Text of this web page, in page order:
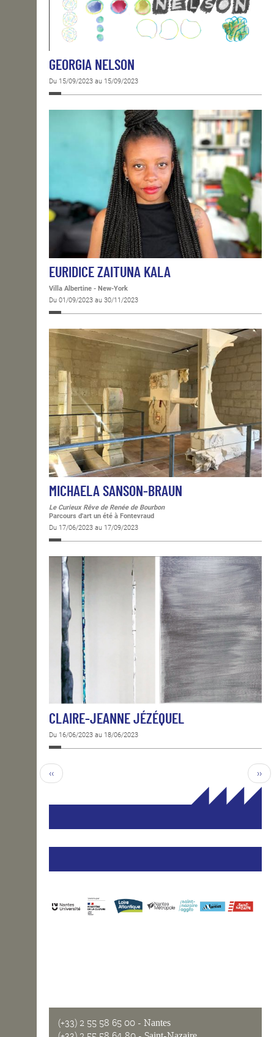
GEORGIA NELSON
Du 15/09/2023 au 15/09/2023
EURIDICE ZAITUNA KALA
Villa Albertine - New-York
Du 01/09/2023 au 30/11/2023
MICHAELA SANSON-BRAUN
Le Curieux Rêve de Renée de Bourbon
Parcours d'art un été à Fontevraud
Du 17/06/2023 au 17/09/2023
CLAIRE-JEANNE JÉZÉQUEL
Du 16/06/2023 au 18/06/2023
‹‹ ››
(+33) 2 55 58 65 00 - Nantes